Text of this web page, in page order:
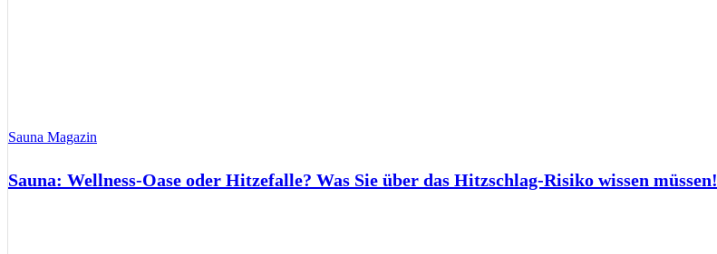
Sauna Magazin
Sauna: Wellness-Oase oder Hitzefalle? Was Sie über das Hitzschlag-Risiko wissen müssen!